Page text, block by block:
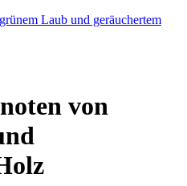
Laub und geräuchertem
von